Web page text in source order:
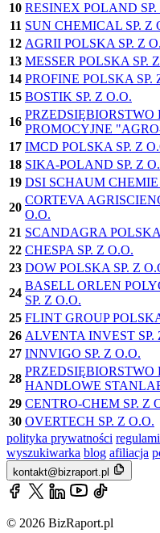
10 RESINEX POLAND SP.
11 SUN CHEMICAL SP. Z
12 AGRII POLSKA SP. Z
13 MESSER POLSKA SP.
14 PROFINE POLSKA SP.
15 BOSTIK SP. Z O.O.
16
PROMOCYJNE
17 IMCD POLSKA SP. Z
18 SIKA-POLAND SP. Z
19 DSI SCHAUM CHEMIE
20
CORTEVA
O.O.
21 SCANDAGRA POLSKA
22 CHESPA SP. Z O.O.
23 DOW POLSKA SP. Z
24
BASELL ORLEN
SP. Z O.O.
25 FLINT GROUP
26 ALVENTA INVEST SP.
27 INNVIGO SP. Z O.O.
28
PRZEDSIĘBIORSTWO
HANDLOWE
29 CENTRO-CHEM SP. Z
30 OVERTECH SP. Z O.O.
polityka prywatności
wyszukiwarka blog afiliacja
kontakt@bizraport.pl
© 2026 BizRaport.pl